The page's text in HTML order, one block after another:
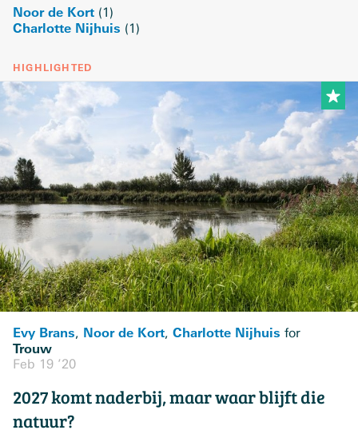
Noor de Kort (1 )
Charlotte Nijhuis (1 )
HIGHLIGHTED
Evy Brans, Noor de Kort, Charlotte Nijhuis for
Trouw
Feb 19 ’20
2027 komt naderbij, maar waar blijft die
natuur?